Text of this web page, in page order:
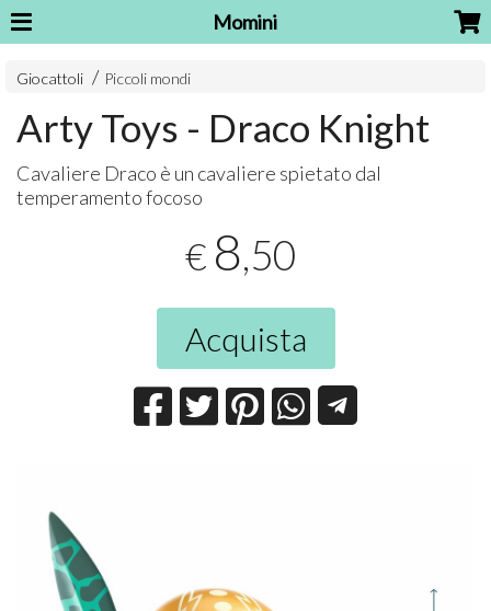
Momini
Giocattoli Piccoli mondi
Arty Toys - Draco Knight
Cavaliere Draco è un cavaliere spietato dal
temperamento focoso
€ 8,50
Acquista